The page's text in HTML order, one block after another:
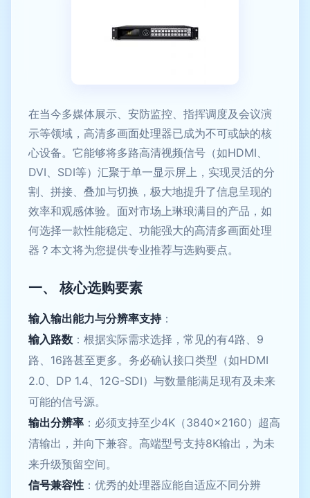
在当今多媒体展示、安防监控、指挥调度及会议演
示等领域，高清多画面处理器已成为不可或缺的核
心设备。它能够将多路高清视频信号（如HDMI、
DVI、SDI等）汇聚于单一显示屏上，实现灵活的分
割、拼接、叠加与切换，极大地提升了信息呈现的
效率和观感体验。面对市场上琳琅满目的产品，如
何选择一款性能稳定、功能强大的高清多画面处理
器？本文将为您提供专业推荐与选购要点。
一、 核心选购要素
输入输出能力与分辨率支持：
输入路数 ：根据实际需求选择，常见的有4路、9
路、16路甚至更多。务必确认接口类型（如HDMI
2.0、DP 1.4、12G-SDI）与数量能满足现有及未来
可能的信号源。
输出分辨率 ：必须支持至少4K（3840x2160）超高
清输出，并向下兼容。高端型号支持8K输出，为未
来升级预留空间。
信号兼容性 ：优秀的处理器应能自适应不同分辨